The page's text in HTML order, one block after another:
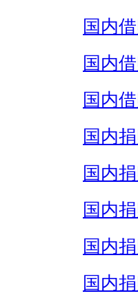
国内
国内
国内
国内
国内
国内
国内
国内